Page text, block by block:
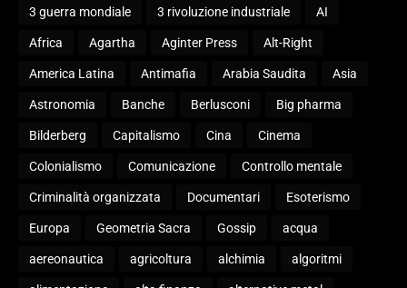
3 guerra mondiale 3 rivoluzione industriale AI
Africa Agartha Aginter Press Alt-Right
America Latina Antimafia Arabia Saudita Asia
Astronomia Banche Berlusconi Big pharma
Bilderberg Capitalismo Cina Cinema
Colonialismo Comunicazione Controllo mentale
Criminalità organizzata Documentari Esoterismo
Europa Geometria Sacra Gossip acqua
aereonautica agricoltura alchimia algoritmi